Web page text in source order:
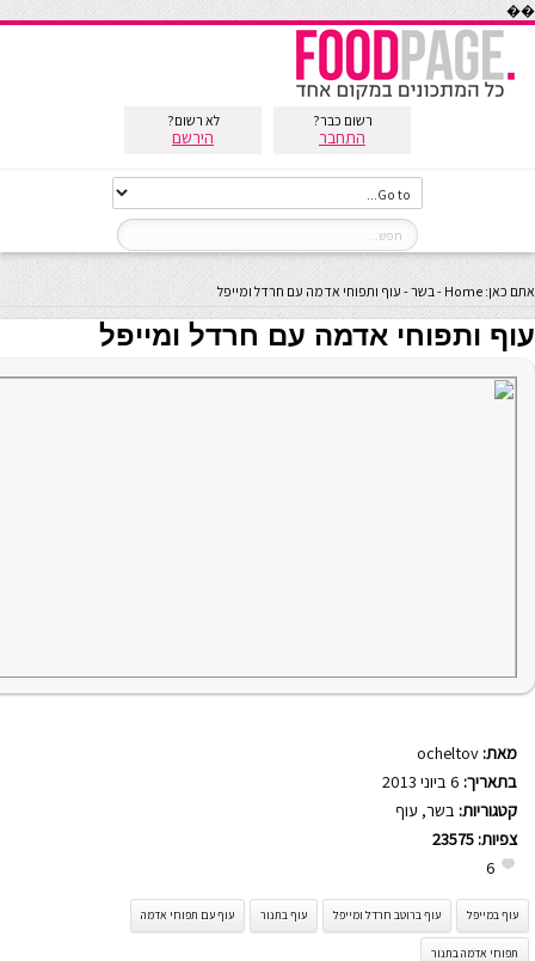
��
רשום כבר?
התחבר
לא רשום?
הירשם
אתם כאן: Home
-בשר- עוף ותפוחי אדמה עם חרדל ומייפל
עוף ותפוחי אדמה עם חרדל ומייפל
מאת: ocheltov
בתאריך:
קטגוריות: בשר, עוף
צפיות: 23575
6
עוף במייפל עוף ברוטב חרדל ומייפל עוף בתנור עוף עם תפוחי אדמה
תפוחי אדמה בתנור